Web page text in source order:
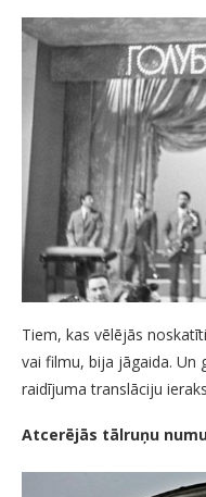
Tiem, kas vēlējās
vai filmu, bija jāgaida. Un
raidījuma translāciju
Atcerējās tālruņu